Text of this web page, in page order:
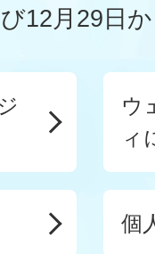
び12月29日
ウ
ィ
個